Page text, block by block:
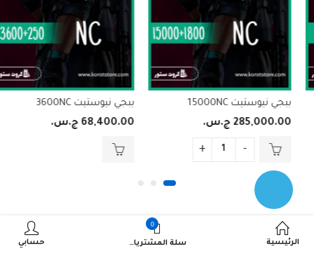
ببجي نيوستيت 15000NC
285,000.00 ج.س.
ببجي نيوستيت 3600NC
68,400.00 ج.س.
الرئيسية
0
سلة المشتريات حسابي